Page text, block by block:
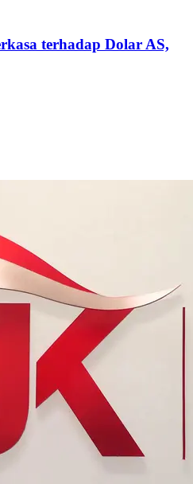
terhadap Dolar AS,